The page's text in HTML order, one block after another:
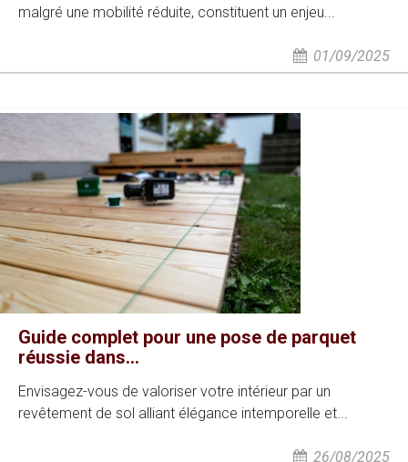
malgré une mobilité réduite, constituent un enjeu...
01/09/2025
Guide complet pour une pose de parquet
réussie dans...
Envisagez-vous de valoriser votre intérieur par un
revêtement de sol alliant élégance intemporelle et...
26/08/2025